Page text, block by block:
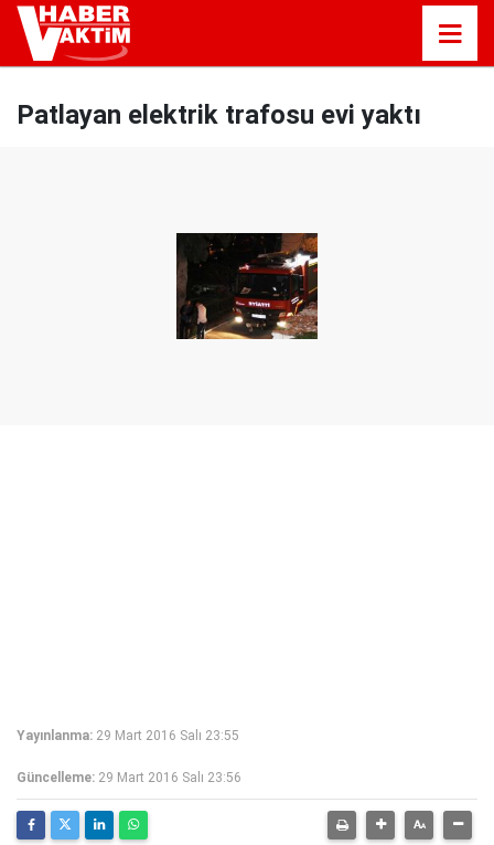
Patlayan elektrik trafosu evi yaktı
Yayınlanma: 29 Mart 2016 Salı 23:55
Güncelleme: 29 Mart 2016 Salı 23:56